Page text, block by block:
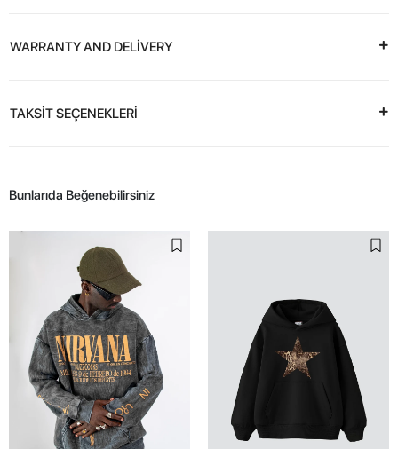
WARRANTY AND DELİVERY
TAKSİT SEÇENEKLERİ
Bunlarıda Beğenebilirsiniz